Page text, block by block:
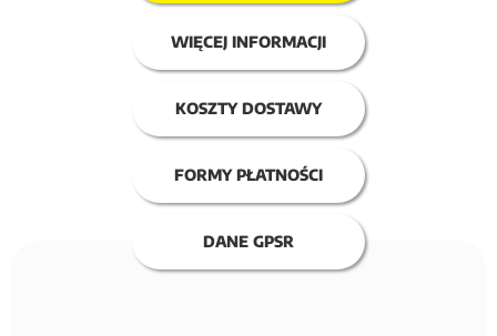
WIĘCEJ INFORMACJI
KOSZTY DOSTAWY
FORMY PŁATNOŚCI
DANE GPSR